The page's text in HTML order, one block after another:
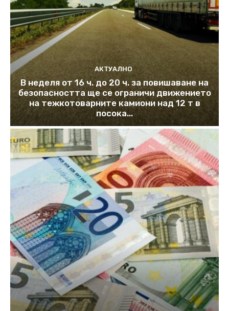
АКТУАЛНО
В неделя от 16 ч. до 20 ч. за повишаване на
безопасността ще се ограничи движението
на тежкотоварните камиони над 12 т в
посока...